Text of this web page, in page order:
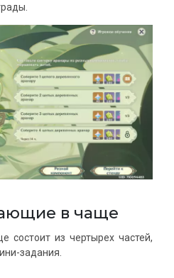
в чаще
из чертырех частей,
задания.